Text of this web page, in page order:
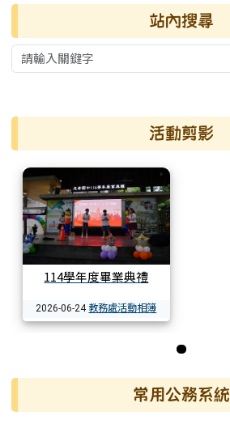
右邊區域內容 站內搜尋
活動剪影
114學年度畢業典禮
2026-06-24 教務處活動相簿
常用公務系統